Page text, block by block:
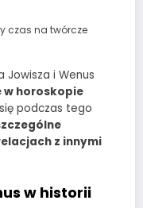
czas na twórcze
Jowisza i Wenus
w horoskopie
podczas tego
z innymi
w historii